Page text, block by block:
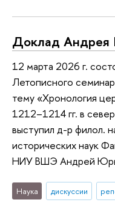
Доклад Андрея
12 марта 2026 г.
Летописного
тему «Хронология
1212–1214 гг. в
выступил д-р филол.
исторических наук
НИУ ВШЭ Андрей
Наука дискуссии